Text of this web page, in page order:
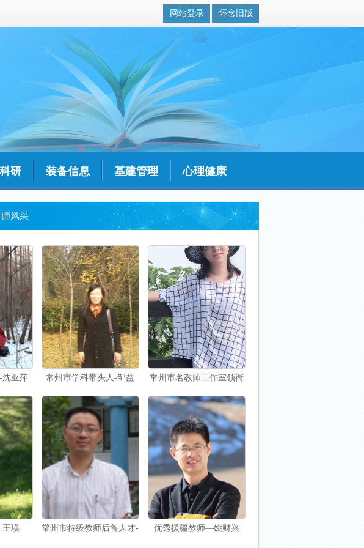
怀念旧版
网站登录
研 装备信息 基建管理 心理健康
风采
沈亚萍 常州市学科带头人-邹益
常州市名教师工作室领衔
人—徐文娟
王瑛
常州市特级教师后备人才-
优秀援疆教师—姚财兴